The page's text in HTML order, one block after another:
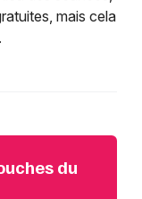
mais cela
du